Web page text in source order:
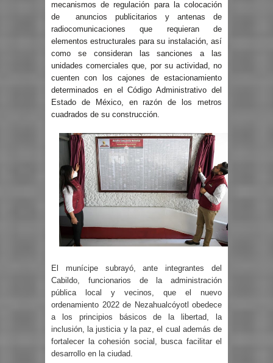
mecanismos de regulación para la colocación
de anuncios publicitarios y antenas de
radiocomunicaciones que requieran de
elementos estructurales para su instalación, así
como se consideran las sanciones a las
unidades comerciales que, por su actividad, no
cuenten con los cajones de estacionamiento
determinados en el Código Administrativo del
Estado de México, en razón de los metros
cuadrados de su construcción.
El munícipe subrayó, ante integrantes del
Cabildo, funcionarios de la administración
pública local y vecinos, que el nuevo
ordenamiento 2022 de Nezahualcóyotl obedece
a los principios básicos de la libertad, la
inclusión, la justicia y la paz, el cual además de
fortalecer la cohesión social, busca facilitar el
desarrollo en la ciudad.